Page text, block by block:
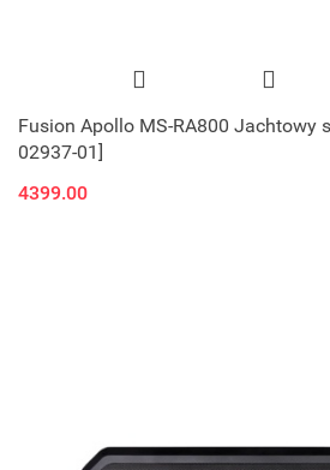
Fusion Apollo MS-RA800 Jachtowy
02937-01]
4399.00